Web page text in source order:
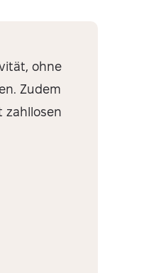
ohne
Zudem
zahllosen